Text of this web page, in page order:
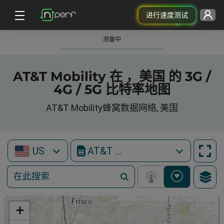
进行速度测试
测量中
AT&T Mobility 在 ，美国 的 3G /
4G / 5G 比特率地图
AT&T Mobility蜂窝数据网络, 美国
US AT&T Mobility
+